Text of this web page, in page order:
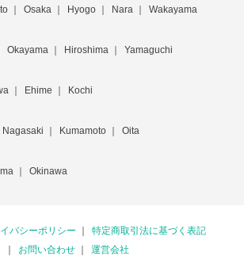
Osaka Hyogo Nara Wakayama
Okayama Hiroshima Yamaguchi
Ehime Kochi
Nagasaki Kumamoto Oita
Okinawa
バシーポリシー
特定商取引法に基づく表記
お問い合わせ
運営会社